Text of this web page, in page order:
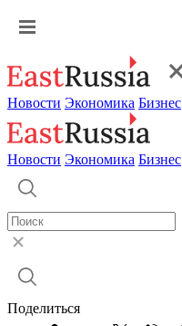
Новости Экономика Бизнес
Новости Экономика Бизнес
Поделиться